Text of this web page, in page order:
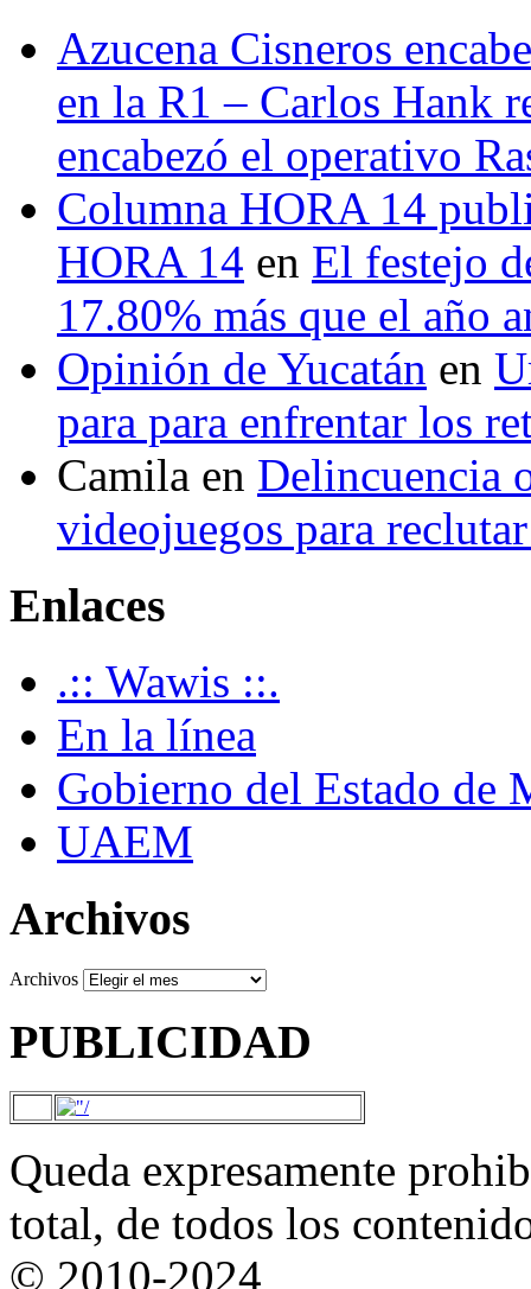
Azucena Cisneros
en la R1 – Carlos Hank
encabezó el operativo
Columna HORA 14
HORA 14 en El festejo
17.80% más que el año
Opinión de Yucatán en
para para enfrentar los
Camila en Delincuencia
videojuegos para
Enlaces
.:: Wawis ::.
En la línea
Gobierno del Estado de
UAEM
Archivos
Archivos
PUBLICIDAD
Queda expresamente
total, de todos los
© 2010-2024